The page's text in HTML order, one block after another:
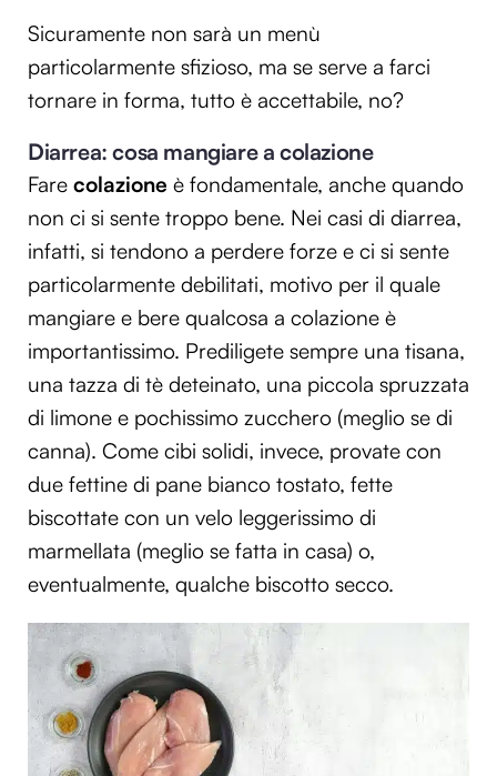
Sicuramente non sarà un menù
particolarmente sfizioso, ma se serve a farci
tornare in forma, tutto è accettabile, no?
Diarrea: cosa mangiare a colazione
Fare colazione è fondamentale, anche quando
non ci si sente troppo bene. Nei casi di diarrea,
infatti, si tendono a perdere forze e ci si sente
particolarmente debilitati, motivo per il quale
mangiare e bere qualcosa a colazione è
importantissimo. Prediligete sempre una tisana,
una tazza di tè deteinato, una piccola spruzzata
di limone e pochissimo zucchero (meglio se di
canna). Come cibi solidi, invece, provate con
due fettine di pane bianco tostato, fette
biscottate con un velo leggerissimo di
marmellata (meglio se fatta in casa) o,
eventualmente, qualche biscotto secco.